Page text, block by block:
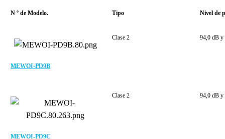
N º de Modelo. Tipo Nivel de
MEWOI-PD9B
Clase 2 94,0 dB y
MEWOI-PD9C
Clase 2 94,0 dB y